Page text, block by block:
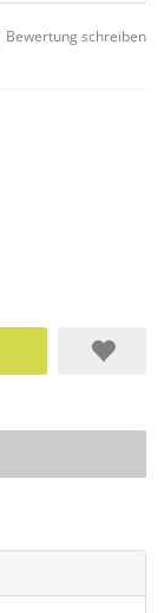
Bewertung schreiben